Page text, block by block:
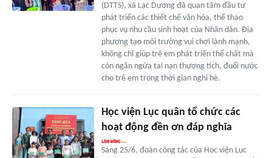
(DTTS), xã Lạc Dương đã quan tâm đầu tư
phát triển các thiết chế văn hóa, thể thao
phục vụ nhu cầu sinh hoạt của Nhân dân. Địa
phương tạo môi trường vui chơi lành mạnh,
không chỉ giúp trẻ em phát triển thể chất mà
còn ngăn ngừa tai nạn thương tích, đuối nước
cho trẻ em trong thời gian nghỉ hè.
Học viện Lục quân tổ chức các
hoạt động đền ơn đáp nghĩa
Sáng 25/6, đoàn công tác của Học viện Lục